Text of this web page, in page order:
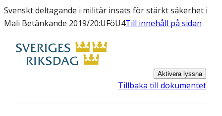
Svenskt deltagande i militär insats för stärkt säkerhet i
Mali Betänkande 2019/20:UFöU4Till innehåll på sidan
Aktivera lyssna
Tillbaka till dokumentet